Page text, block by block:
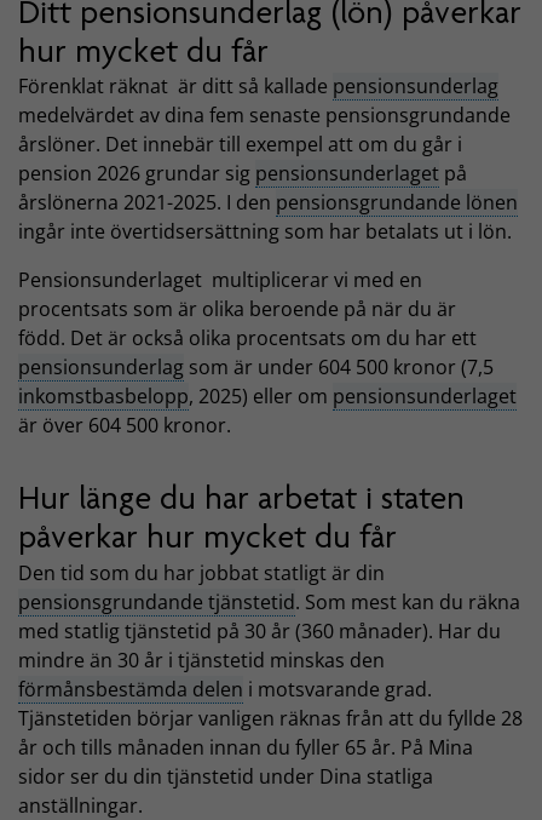
Ditt pensionsunderlag (lön) påverkar
hur mycket du får
Förenklat räknat är ditt så kallade pensionsunderlag
medelvärdet av dina fem senaste pensionsgrundande
årslöner. Det innebär till exempel att om du går i
pension 2026 grundar sig pensionsunderlaget på
årslönerna 2021-2025. I den pensionsgrundande lönen
ingår inte övertidsersättning som har betalats ut i lön.
Pensionsunderlaget multiplicerar vi med en
procentsats som är olika beroende på när du är
född. Det är också olika procentsats om du har ett
pensionsunderlag som är under 604 500 kronor (7,5
inkomstbasbelopp, 2025) eller om pensionsunderlaget
är över 604 500 kronor.
Hur länge du har arbetat i staten
påverkar hur mycket du får
Den tid som du har jobbat statligt är din
pensionsgrundande tjänstetid. Som mest kan du räkna
med statlig tjänstetid på 30 år (360 månader). Har du
mindre än 30 år i tjänstetid minskas den
förmånsbestämda delen i motsvarande grad.
Tjänstetiden börjar vanligen räknas från att du fyllde 28
år och tills månaden innan du fyller 65 år. På Mina
sidor ser du din tjänstetid under Dina statliga
anställningar.